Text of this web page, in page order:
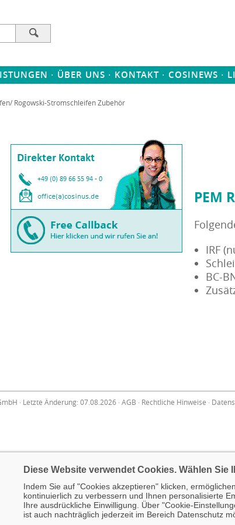
Diese Website verwendet Cookies. Wählen Sie
Indem Sie auf "Cookies akzeptieren" klicken,
kontinuierlich zu verbessern und Ihnen personalisierte
Ihre ausdrückliche Einwilligung. Über "Cookie-
ist auch nachträglich jederzeit im Bereich Datenschutz
· ÜBER UNS · KONTAKT · COSINEWS ·
/ Rogowski-Stromschleifen Zubehör
PEM
IRF
BC-
· Letzte Änderung: 07.08.2026 · AGB · Rechtliche Hinweise ·